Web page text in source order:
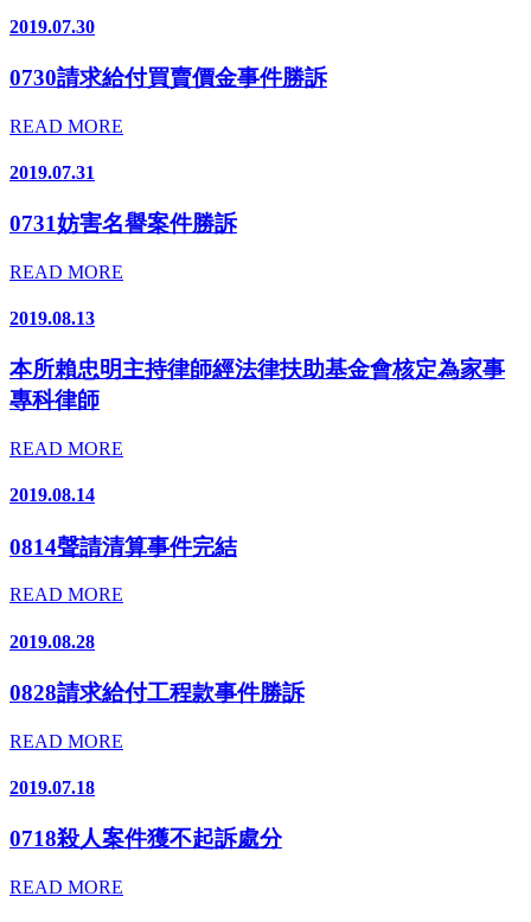
2019.07.30
0730請求給付買賣價金事件勝訴
READ MORE
2019.07.31
0731妨害名譽案件勝訴
READ MORE
2019.08.13
本所賴忠明主持律師經法律扶助基金會核定為家事
專科律師
READ MORE
2019.08.14
0814聲請清算事件完結
READ MORE
2019.08.28
0828請求給付工程款事件勝訴
READ MORE
2019.07.18
0718殺人案件獲不起訴處分
READ MORE